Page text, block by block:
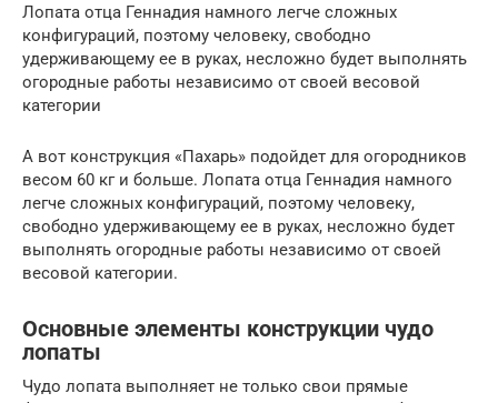
Лопата отца Геннадия намного легче сложных
конфигураций, поэтому человеку, свободно
удерживающему ее в руках, несложно будет выполнять
огородные работы независимо от своей весовой
категории
А вот конструкция «Пахарь» подойдет для огородников
весом 60 кг и больше. Лопата отца Геннадия намного
легче сложных конфигураций, поэтому человеку,
свободно удерживающему ее в руках, несложно будет
выполнять огородные работы независимо от своей
весовой категории.
Основные элементы конструкции чудо
лопаты
Чудо лопата выполняет не только свои прямые